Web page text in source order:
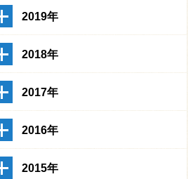
2019年
2018年
2017年
2016年
2015年